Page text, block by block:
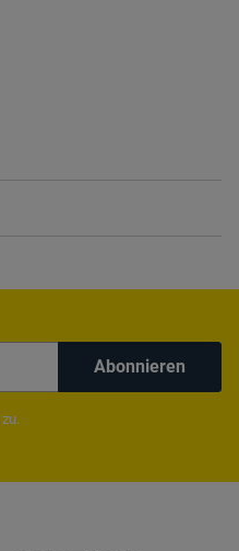
Abonnieren
zu.